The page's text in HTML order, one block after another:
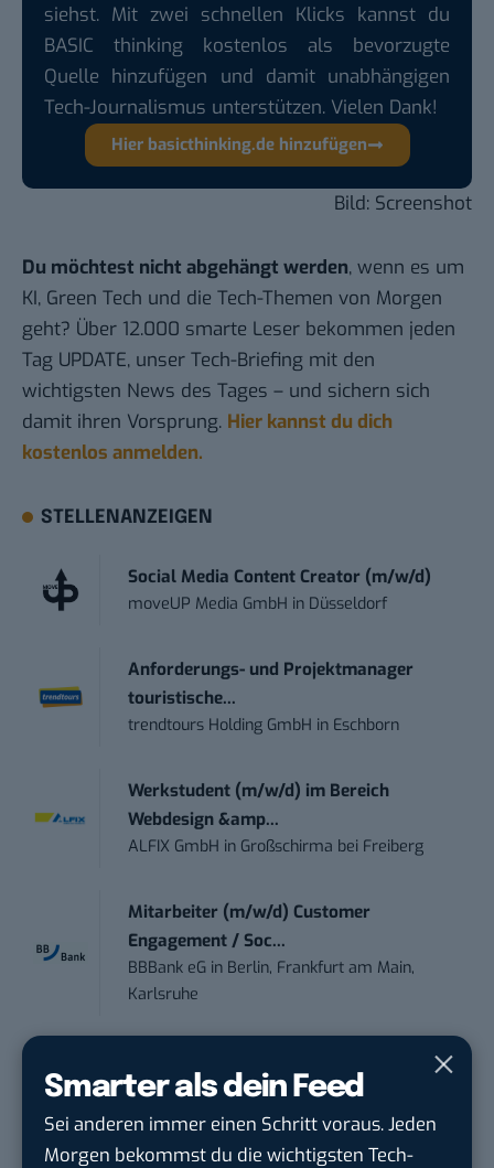
Smarter als dein Feed
Sei anderen immer einen Schritt voraus. Jeden
Morgen bekommst du die wichtigsten Tech-
siehst. Mit zwei schnellen Klicks kannst du
BASIC thinking kostenlos als bevorzugte
Quelle hinzufügen und damit unabhängigen
Tech-Journalismus unterstützen. Vielen Dank!
Hier basicthinking.de hinzufügen
Bild: Screenshot
Du möchtest nicht abgehängt werden, wenn es um
KI, Green Tech und die Tech-Themen von Morgen
geht? Über 12.000 smarte Leser bekommen jeden
Tag UPDATE, unser Tech-Briefing mit den
wichtigsten News des Tages – und sichern sich
damit ihren Vorsprung. Hier kannst du dich
kostenlos anmelden.
STELLENANZEIGEN
Social Media Content Creator (m/w/d)
moveUP Media GmbH in Düsseldorf
Anforderungs- und Projektmanager
touristische...
trendtours Holding GmbH in Eschborn
Werkstudent (m/w/d) im Bereich
Webdesign &amp...
ALFIX GmbH in Großschirma bei Freiberg
Mitarbeiter (m/w/d) Customer
Engagement / Soc...
BBBank eG in Berlin, Frankfurt am Main,
Karlsruhe
Bosch GruppeinReutlingen
Volontärin / Volontär für